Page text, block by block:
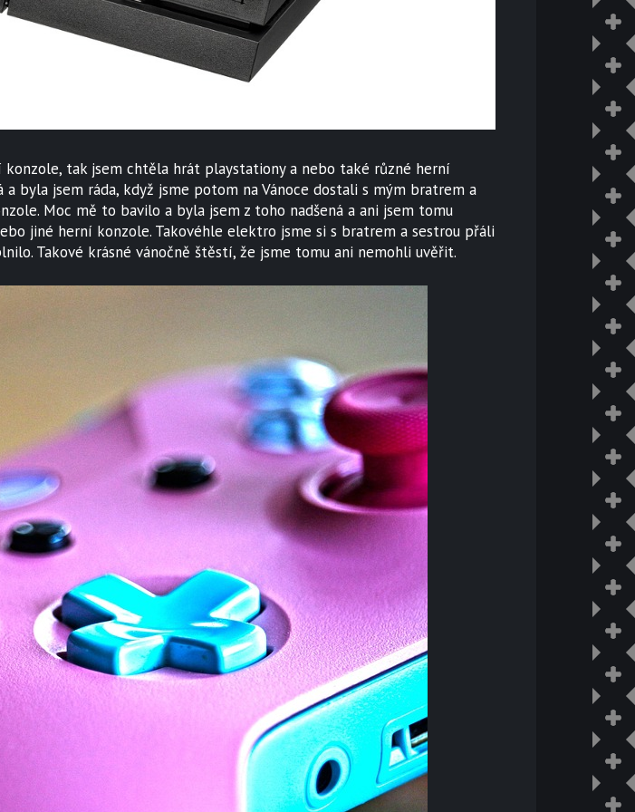
tak jsem chtěla hrát playstationy a nebo také různé herní
byla jsem ráda, když jsme potom na Vánoce dostali s mým bratrem a
Moc mě to bavilo a byla jsem z toho nadšená a ani jsem tomu
jiné herní konzole. Takovéhle elektro jsme si s bratrem a sestrou přáli
Takové krásné vánočně štěstí, že jsme tomu ani nemohli uvěřit.